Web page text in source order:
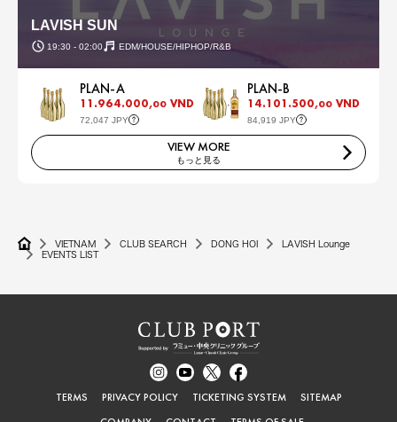
LAVISH SUN
19:30 - 02:00 EDM/HOUSE/HIPHOP/R&B
PLAN-A
11.964.000,00 VND
72,047 JPY
PLAN-B
14.101.500,00 VND
84,919 JPY
VIEW MORE
もっと見る
VIETNAM CLUB SEARCH DONG HOI
LAVISH Lounge
EVENTS LIST
TERMS PRIVACY POLICY TICKETING SYSTEM
SITEMAP